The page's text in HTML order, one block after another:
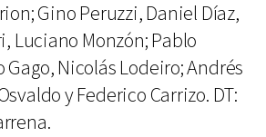
Gino Peruzzi, Daniel Díaz,
Luciano Monzón; Pablo
Gago, Nicolás Lodeiro; Andrés
y Federico Carrizo. DT: